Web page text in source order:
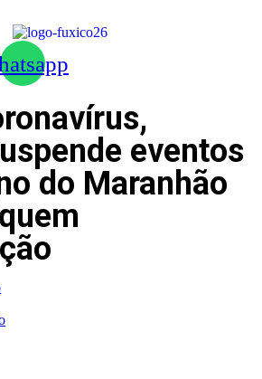
eventos
do Maranhão